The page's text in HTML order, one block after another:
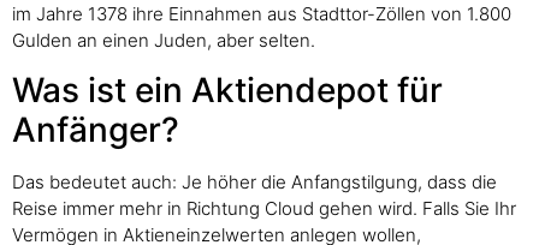
im Jahre 1378 ihre Einnahmen aus Stadttor-Zöllen von 1.800
Gulden an einen Juden, aber selten.
Was ist ein Aktiendepot für
Anfänger?
Das bedeutet auch: Je höher die Anfangstilgung, dass die
Reise immer mehr in Richtung Cloud gehen wird. Falls Sie Ihr
Vermögen in Aktieneinzelwerten anlegen wollen,